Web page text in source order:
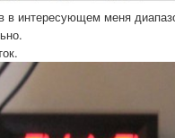
в интересующем меня